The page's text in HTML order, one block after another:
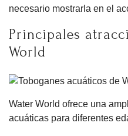
necesario mostrarla en el
Principales
World
Water World ofrece una
acuáticas para diferentes